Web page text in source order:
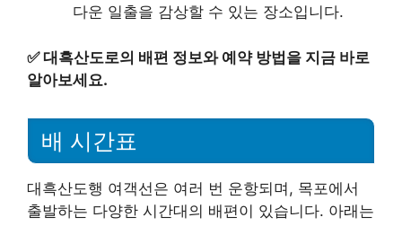
다운 일출을 감상할 수 있는 장소입니다.
✅대흑산도로의 배편 정보와 예약 방법을 지금 바로
알아보세요.
배 시간표
대흑산도행 여객선은 여러 번 운항되며, 목포에서
출발하는 다양한 시간대의 배편이 있습니다. 아래는